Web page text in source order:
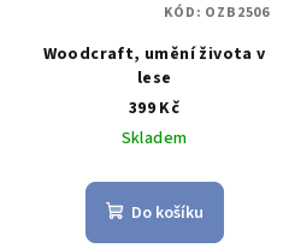
Woodcraft, umění života v
lese
399 Kč
Skladem
Do košíku
KÓD: OZB2506